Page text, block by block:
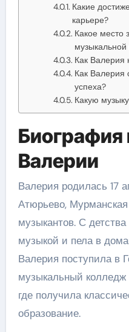
Какие
карьере?
Какое место
музыкальной
Как Валерия
Как Валерия
успеха?
Какую
Биография
Валерии
Валерия родилась 17
Атюрьево,
музыкантов. С
музыкой и пела в
Валерия поступила в
музыкальный
где получила
образование.